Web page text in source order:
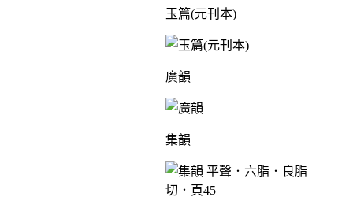
玉篇(元刊本)
廣韻
集韻